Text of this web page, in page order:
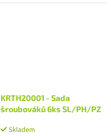
KRTH20001 - Sada
šroubováků 6ks SL/PH/PZ
Skladem